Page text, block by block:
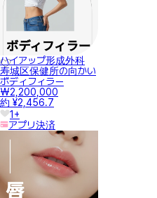
ハイアップ形成外科
寿城区保健所の向かい
ボディフィラー
₩2,200,000
約 ¥2,456.7
1+
アプリ決済